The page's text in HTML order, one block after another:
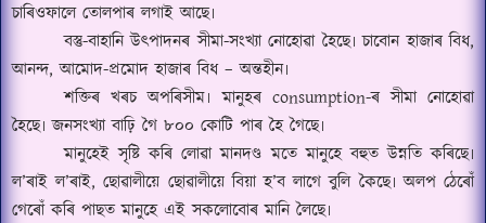
চাৰিওফালে তোলপাৰ লগাই আছে৷
বস্তু-বাহানি উৎপাদনৰ সীমা-সংখ্যা নোহোৱা হৈছে৷ চাবোন হাজাৰ বিধ,
আনন্দ,আমোদ-প্ৰমোদ হাজাৰ বিধ–অন্তহীন৷
শক্তিৰ খৰচ অপৰিসীম৷ মানুহৰconsumption-ৰ সীমা নোহোৱা
হৈছে৷ জনসংখ্যা বাঢ়ি গৈ ৮০০ কোটি পাৰ হৈ গৈছে৷
মানুহেই সৃষ্টি কৰি লোৱা মানদণ্ড মতে মানুহে বহুত উন্নতি কৰিছে৷
ল’ৰাই ল’ৰাই,ছোৱালীয়ে ছোৱালীয়ে বিয়া হ’ব লাগে বুলি কৈছে৷ অলপ ঠেৰোঁ
গেৰোঁ কৰি পাছত মানুহে এই সকলোবোৰ মানি লৈছে৷